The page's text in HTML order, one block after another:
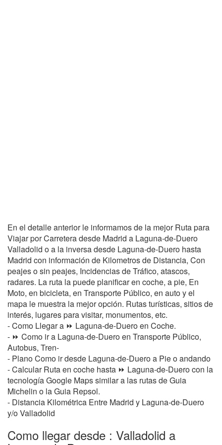
En el detalle anterior le informamos de la mejor Ruta para
Viajar por Carretera desde Madrid a Laguna-de-Duero
Valladolid o a la inversa desde Laguna-de-Duero hasta
Madrid con información de Kilometros de Distancia, Con
peajes o sin peajes, Incidencias de Tráfico, atascos,
radares. La ruta la puede planificar en coche, a pie, En
Moto, en bicicleta, en Transporte Público, en auto y el
mapa le muestra la mejor opción. Rutas turísticas, sitios de
interés, lugares para visitar, monumentos, etc.
- Como Llegar a ⏩ Laguna-de-Duero en Coche.
- ⏩ Como ir a Laguna-de-Duero en Transporte Público,
Autobus, Tren-
- Plano Como ir desde Laguna-de-Duero a Pie o andando
- Calcular Ruta en coche hasta ⏩ Laguna-de-Duero con la
tecnología Google Maps similar a las rutas de Guia
Michelin o la Guia Repsol.
- Distancia Kilométrica Entre Madrid y Laguna-de-Duero
y/o Valladolid
Como llegar desde : Valladolid a